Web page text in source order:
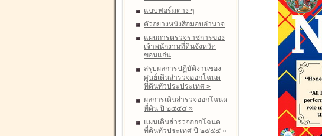
แบบฟอร์มต่าง ๆ
ตัวอย่างหนังสือมอบอำนาจ
แผนการตรวจราชการของ
เจ้าพนักงานที่ดินจังหวัด
ขอนแก่น
สรุปผลการปฏิบัติงานของ
ศูนย์เดินสำรวจออกโฉนด
ที่ดินทั่วประประเทศ »
ผลการเดินสำรวจออกโฉนด
ที่ดิน ปี ๒๕๕๕ »
แผนเดินสำรวจออกโฉนด
ที่ดินทั่วประเทศ ปี ๒๕๕๕ »